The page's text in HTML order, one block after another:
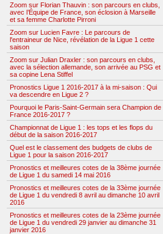
Zoom sur Florian Thauvin : son parcours en clubs,
avec l’Équipe de France, son éclosion à Marseille
et sa femme Charlotte Pirroni
Zoom sur Lucien Favre : Le parcours de
l'entraineur de Nice, révélation de la Ligue 1 cette
saison
Zoom sur Julian Draxler : son parcours en clubs,
avec la sélection allemande, son arrivée au PSG et
sa copine Lena Stiffel
Pronostics Ligue 1 2016-2017 à la mi-saison : Qui
va descendre en Ligue 2 ?
Pourquoi le Paris-Saint-Germain sera Champion de
France 2016-2017 ?
Championnat de Ligue 1 : les tops et les flops du
début de la saison 2016-2017
Quel est le classement des budgets de clubs de
Ligue 1 pour la saison 2016-2017
Pronostics et meilleures cotes de la 38ème journée
de Ligue 1 du samedi 14 mai 2016
Pronostics et meilleures cotes de la 33ème journée
de Ligue 1 du vendredi 8 avril au dimanche 10 avril
2016
Pronostics et meilleures cotes de la 23ème journée
de Ligue 1 du vendredi 29 janvier au dimanche 31
janvier 2016